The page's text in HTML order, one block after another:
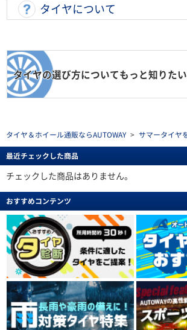
タイヤについて
タイヤの選び方についてもっと知りた
タイヤ＆ホイール通販ならAUTOWAY > サマータイヤ
最近チェックした商品
チェックした商品はありません。
おすすめコンテンツ